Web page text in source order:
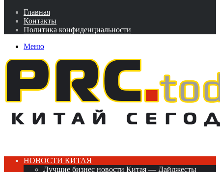
Главная
Контакты
Политика конфиденциальности
Меню
НОВОСТИ КИТАЯ
Лучшие бизнес новости Китая — Дайджесты